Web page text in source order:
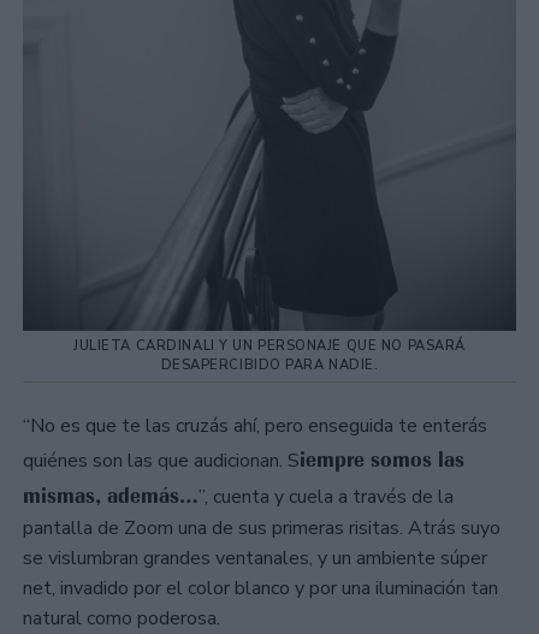
JULIETA CARDINALI Y UN PERSONAJE QUE NO PASARÁ
DESAPERCIBIDO PARA NADIE.
“No es que te las cruzás ahí, pero enseguida te enterás
quiénes son las que audicionan. Siempre somos las
mismas, además…”, cuenta y cuela a través de la
pantalla de Zoom una de sus primeras risitas. Atrás suyo
se vislumbran grandes ventanales, y un ambiente súper
net, invadido por el color blanco y por una iluminación tan
natural como poderosa.